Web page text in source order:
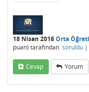
18 Nisan 2016Orta
puan) tarafından soruldu |
Cevap Yorum